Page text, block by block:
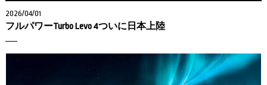
2026/04/01
フルパワーTurbo Levo 4ついに日本上陸